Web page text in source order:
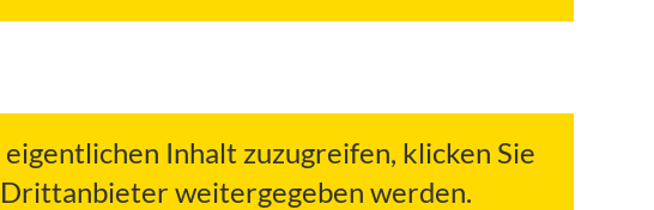
eigentlichen Inhalt zuzugreifen, klicken Sie
weitergegeben werden.